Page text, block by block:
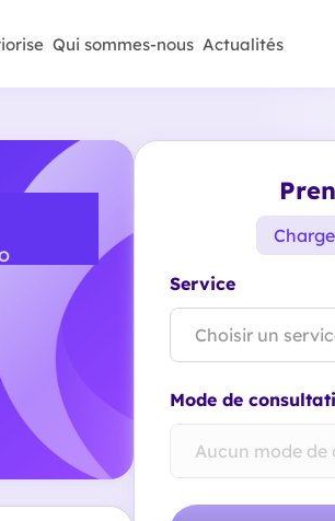
Qui sommes-nous Actualités
Service
Choisir un
Mode de
Aucun mode